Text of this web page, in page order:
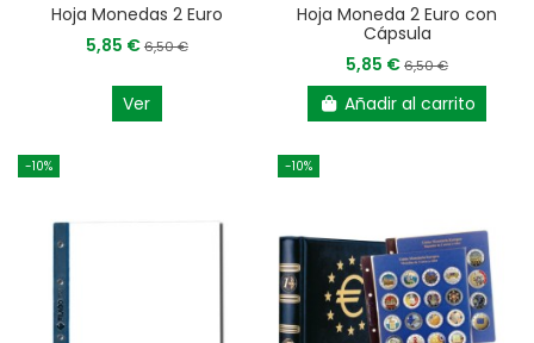
Hoja Monedas 2 Euro
5,85 €6,50 €
Ver
Hoja Moneda 2 Euro con
Cápsula
5,85 €6,50 €
Añadir al carrito
-10% -10%